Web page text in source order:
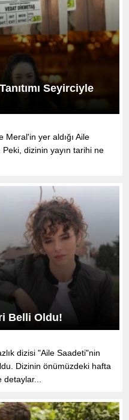
Seyirciyle
yer aldığı Aile
dizinin yayın tarihi ne
Belli Oldu!
dizisi "Aile Saadeti"nin
Dizinin önümüzdeki hafta